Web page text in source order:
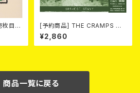
[予約商品] THE CRAMPS ザ・
クランプス / Gravest Gravy
（墓場のごちそう）(CD) 2026.8
月下旬
¥2,860
商品一覧に戻る